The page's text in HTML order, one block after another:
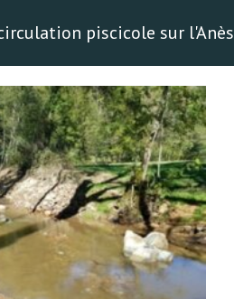
piscicole sur l'Anès